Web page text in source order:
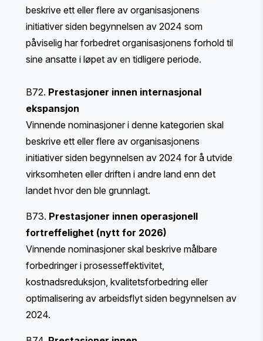
beskrive ett eller flere av organisasjonens
initiativer siden begynnelsen av 2024 som
påviselig har forbedret organisasjonens forhold til
sine ansatte i løpet av en tidligere periode.
B72. Prestasjoner innen internasjonal
ekspansjon
Vinnende nominasjoner i denne kategorien skal
beskrive ett eller flere av organisasjonens
initiativer siden begynnelsen av 2024 for å utvide
virksomheten eller driften i andre land enn det
landet hvor den ble grunnlagt.
B73. Prestasjoner innen operasjonell
fortreffelighet (nytt for 2026)
Vinnende nominasjoner skal beskrive målbare
forbedringer i prosesseffektivitet,
kostnadsreduksjon, kvalitetsforbedring eller
optimalisering av arbeidsflyt siden begynnelsen av
2024.